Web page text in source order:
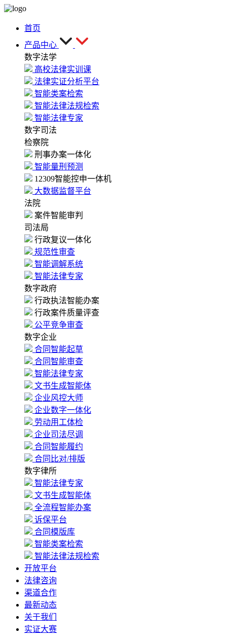
首页
产品中心
数字法学
高校法律实训课
法律实证分析平台
智能类案检索
智能法律法规检索
智能法律专家
数字司法
检察院
刑事办案一体化
智能量刑预测
12309智能控申一体机
大数据监督平台
法院
案件智能审判
司法局
行政复议一体化
规范性审查
智能调解系统
智能法律专家
数字政府
行政执法智能办案
行政案件质量评查
公平竞争审查
数字企业
合同智能起草
合同智能审查
智能法律专家
文书生成智能体
企业风控大师
企业数字一体化
劳动用工体检
企业司法尽调
合同智能履约
合同比对/排版
数字律所
智能法律专家
文书生成智能体
全流程智能办案
诉保平台
合同模版库
智能类案检索
智能法律法规检索
开放平台
法律咨询
渠道合作
最新动态
关于我们
实证大赛